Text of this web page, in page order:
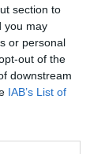
section to
you may
or personal
out of the
downstream
IAB’s List of